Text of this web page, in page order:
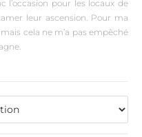
l’occasion pour les locaux de
leur ascension. Pour ma
cela ne m’a pas empêché